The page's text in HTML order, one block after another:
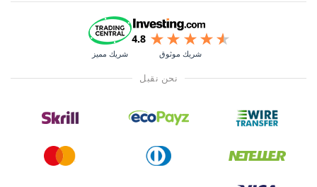
شريك موثوق شريك مميز
نحن نقبل